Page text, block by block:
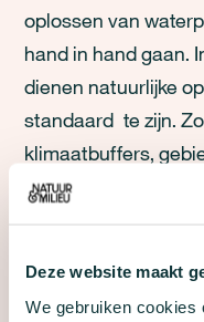
Deze website maakt
We gebruiken cookies
oplossen van
hand in hand gaan.
dienen natuurlijke
standaard te zijn.
klimaatbuffers,
processen de
opgevangen en